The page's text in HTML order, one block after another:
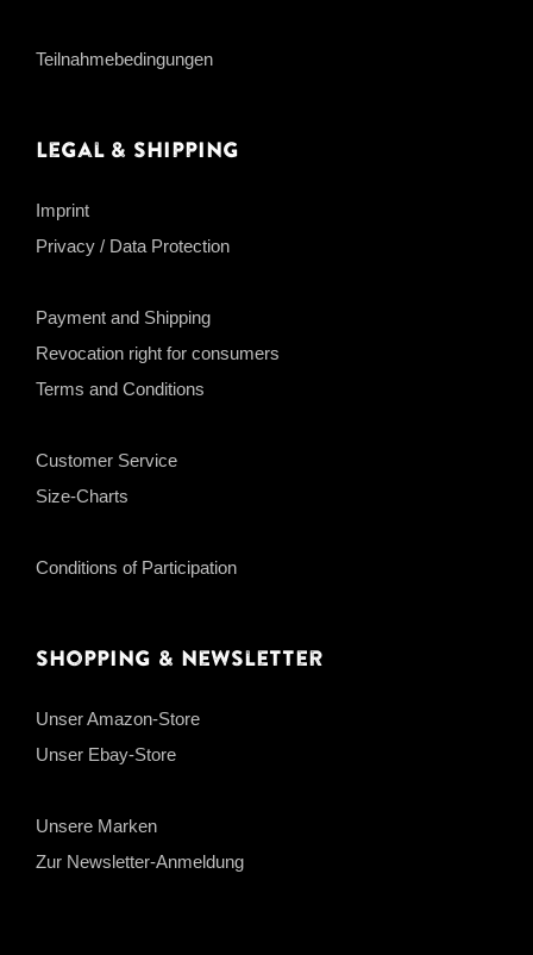
Teilnahmebedingungen
Legal & Shipping
Imprint
Privacy / Data Protection
Payment and Shipping
Revocation right for consumers
Terms and Conditions
Customer Service
Size-Charts
Conditions of Participation
Shopping & Newsletter
Unser Amazon-Store
Unser Ebay-Store
Unsere Marken
Zur Newsletter-Anmeldung